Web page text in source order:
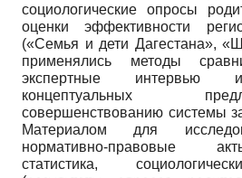
социологические опросы
оценки эффективности
(«Семья и дети Дагестана»,
применялись методы
экспертные интервью
концептуальных
совершенствованию системы
Материалом для
нормативно-правовые
статистика,